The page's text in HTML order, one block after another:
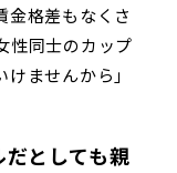
金格差もなくさ
性同士のカップ
ませんから」
としても親